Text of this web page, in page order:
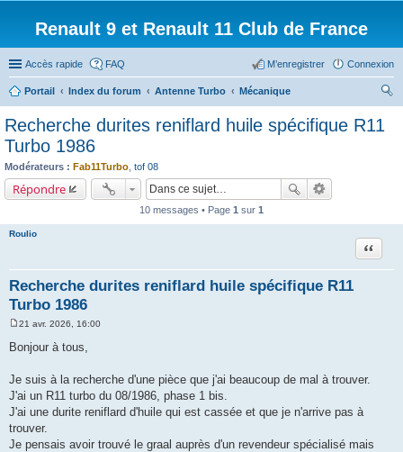
Renault 9 et Renault 11 Club de France
Accès rapide FAQ Connexion
M’enregistrer
Portail Index du forum Antenne Turbo
Mécanique
her
Recherche durites reniflard huile spécifique R11
Turbo 1986
Modérateurs : Fab11Turbo tof 08
Répondre
10 messages • Page 1 sur 1
Roulio
Recherche durites reniflard huile spécifique R11
Turbo 1986
Citation
s
g
e
21 avr. 2026, 16:00
Bonjour à tous,
Je suis à la recherche d'une pièce que j'ai beaucoup de mal à trouver.
J'ai un R11 turbo du 08/1986, phase 1 bis.
J'ai une durite reniflard d'huile qui est cassée et que je n'arrive pas à
trouver.
Je pensais avoir trouvé le graal auprès d'un revendeur spécialisé mais